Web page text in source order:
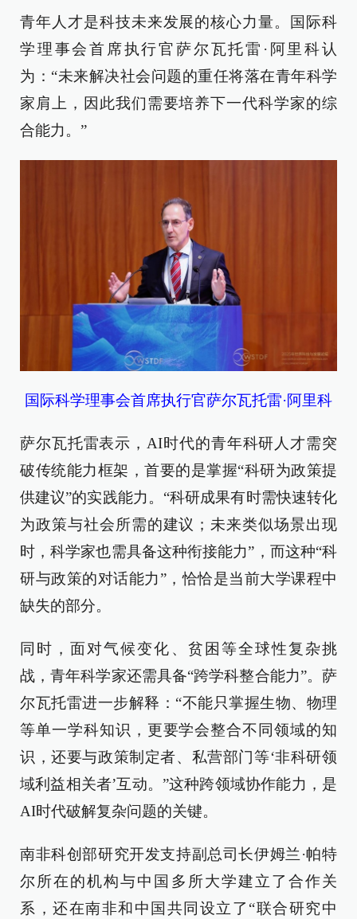
青年人才是科技未来发展的核心力量。国际科
学理事会首席执行官萨尔瓦托雷·阿里科认
为：“未来解决社会问题的重任将落在青年科学
家肩上，因此我们需要培养下一代科学家的综
合能力。”
国际科学理事会首席执行官萨尔瓦托雷·阿里科
萨尔瓦托雷表示，AI时代的青年科研人才需突
破传统能力框架，首要的是掌握“科研为政策提
供建议”的实践能力。“科研成果有时需快速转化
为政策与社会所需的建议；未来类似场景出现
时，科学家也需具备这种衔接能力”，而这种“科
研与政策的对话能力”，恰恰是当前大学课程中
缺失的部分。
同时，面对气候变化、贫困等全球性复杂挑
战，青年科学家还需具备“跨学科整合能力”。萨
尔瓦托雷进一步解释：“不能只掌握生物、物理
等单一学科知识，更要学会整合不同领域的知
识，还要与政策制定者、私营部门等‘非科研领
域利益相关者’互动。”这种跨领域协作能力，是
AI时代破解复杂问题的关键。
南非科创部研究开发支持副总司长伊姆兰·帕特
尔所在的机构与中国多所大学建立了合作关
系，还在南非和中国共同设立了“联合研究中